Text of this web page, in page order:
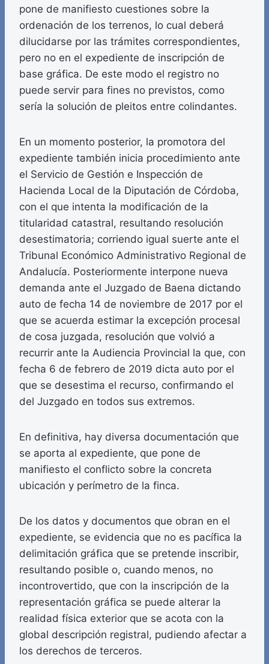
pone de manifiesto cuestiones sobre la
ordenación de los terrenos, lo cual deberá
dilucidarse por las trámites correspondientes,
pero no en el expediente de inscripción de
base gráfica. De este modo el registro no
puede servir para fines no previstos, como
sería la solución de pleitos entre colindantes.
En un momento posterior, la promotora del
expediente también inicia procedimiento ante
el Servicio de Gestión e Inspección de
Hacienda Local de la Diputación de Córdoba,
con el que intenta la modificación de la
titularidad catastral, resultando resolución
desestimatoria; corriendo igual suerte ante el
Tribunal Económico Administrativo Regional de
Andalucía. Posteriormente interpone nueva
demanda ante el Juzgado de Baena dictando
auto de fecha 14 de noviembre de 2017 por el
que se acuerda estimar la excepción procesal
de cosa juzgada, resolución que volvió a
recurrir ante la Audiencia Provincial la que, con
fecha 6 de febrero de 2019 dicta auto por el
que se desestima el recurso, confirmando el
del Juzgado en todos sus extremos.
En definitiva, hay diversa documentación que
se aporta al expediente, que pone de
manifiesto el conflicto sobre la concreta
ubicación y perímetro de la finca.
De los datos y documentos que obran en el
expediente, se evidencia que no es pacífica la
delimitación gráfica que se pretende inscribir,
resultando posible o, cuando menos, no
incontrovertido, que con la inscripción de la
representación gráfica se puede alterar la
realidad física exterior que se acota con la
global descripción registral, pudiendo afectar a
los derechos de terceros.